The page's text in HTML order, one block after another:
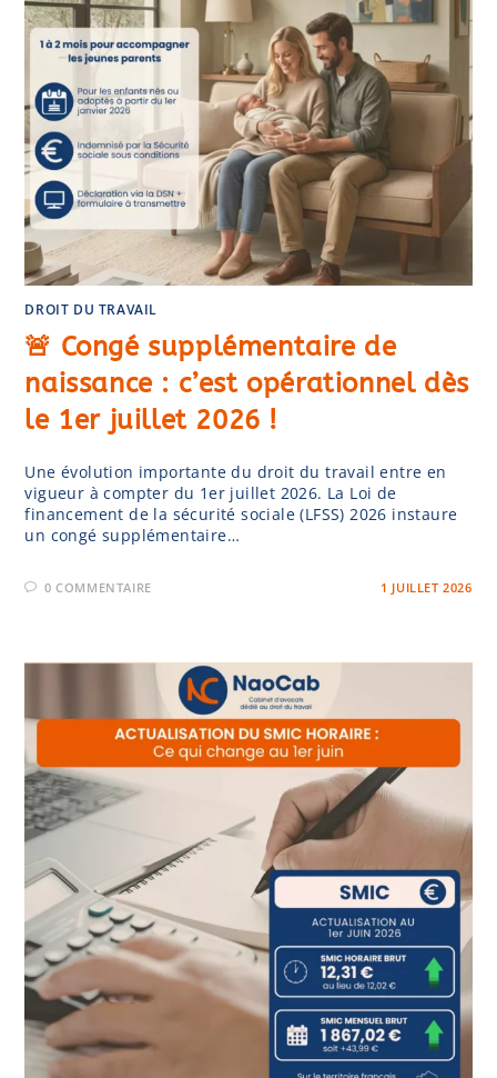
DROIT DU TRAVAIL
🚨 Congé supplémentaire de
naissance : c’est opérationnel dès
le 1er juillet 2026 !
Une évolution importante du droit du travail entre en
vigueur à compter du 1er juillet 2026. La Loi de
financement de la sécurité sociale (LFSS) 2026 instaure
un congé supplémentaire…
0 COMMENTAIRE 1 JUILLET 2026